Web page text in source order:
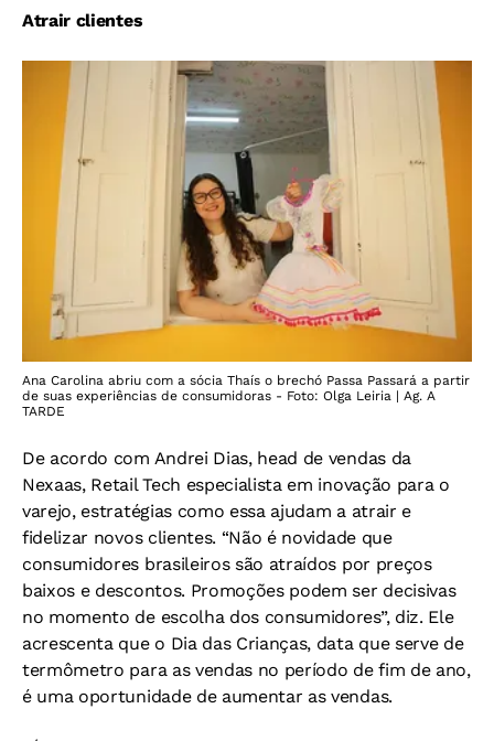
Atrair clientes
Ana Carolina abriu com a sócia Thaís o brechó Passa Passará a partir
de suas experiências de consumidoras - Foto: Olga Leiria | Ag. A
TARDE
De acordo com Andrei Dias, head de vendas da
Nexaas, Retail Tech especialista em inovação para o
varejo, estratégias como essa ajudam a atrair e
fidelizar novos clientes. “Não é novidade que
consumidores brasileiros são atraídos por preços
baixos e descontos. Promoções podem ser decisivas
no momento de escolha dos consumidores”, diz. Ele
acrescenta que o Dia das Crianças, data que serve de
termômetro para as vendas no período de fim de ano,
é uma oportunidade de aumentar as vendas.